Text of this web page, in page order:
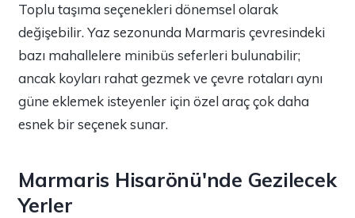
Toplu taşıma seçenekleri dönemsel olarak
değişebilir. Yaz sezonunda Marmaris çevresindeki
bazı mahallelere minibüs seferleri bulunabilir;
ancak koyları rahat gezmek ve çevre rotaları aynı
güne eklemek isteyenler için özel araç çok daha
esnek bir seçenek sunar.
Marmaris Hisarönü'nde Gezilecek
Yerler